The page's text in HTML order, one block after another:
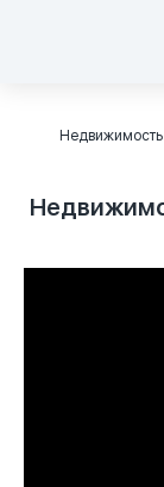
Недвижимость